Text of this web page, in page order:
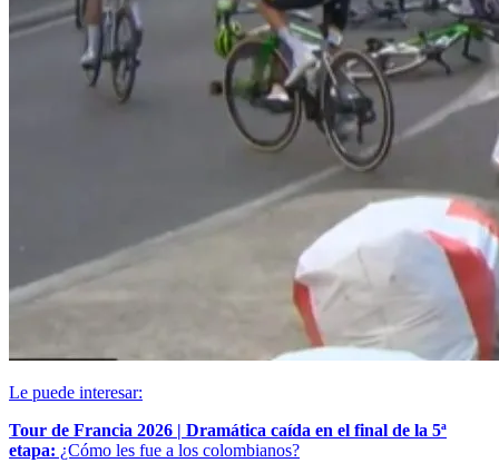
Le puede interesar:
Tour de Francia 2026 | Dramática caída en el final de la 5ª
etapa: ¿Cómo les fue a los colombianos?